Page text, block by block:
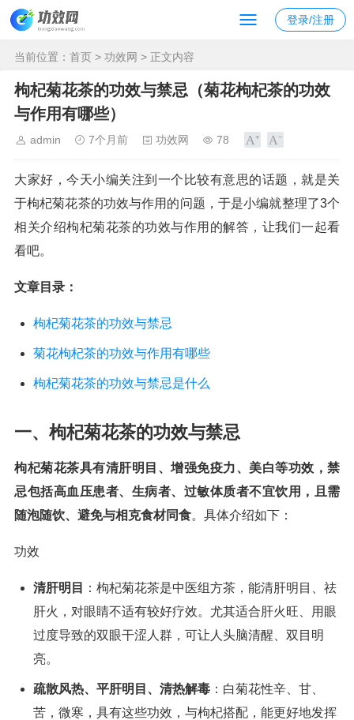
登录/注册
当前位置： 首页 > 功效网 > 正文内容
枸杞菊花茶的功效与禁忌（菊花枸杞茶的功效
与作用有哪些）
admin 7个月前 功效网 78
大家好，今天小编关注到一个比较有意思的话题，就是关
于枸杞菊花茶的功效与作用的问题，于是小编就整理了3个
相关介绍枸杞菊花茶的功效与作用的解答，让我们一起看
看吧。
文章目录：
枸杞菊花茶的功效与禁忌
菊花枸杞茶的功效与作用有哪些
枸杞菊花茶的功效与禁忌是什么
一、枸杞菊花茶的功效与禁忌
枸杞菊花茶具有清肝明目、增强免疫力、美白等功效，禁
忌包括高血压患者、生病者、过敏体质者不宜饮用，且需
随泡随饮、避免与相克食材同食。具体介绍如下：
功效
清肝明目
：枸杞菊花茶是中医组方茶，能清肝明目、祛
肝火，对眼睛不适有较好疗效。尤其适合肝火旺、用眼
过度导致的双眼干涩人群，可让人头脑清醒、双目明
亮。
疏散风热、平肝明目、清热解毒 ：白菊花性辛、甘、
苦，微寒，具有这些功效，与枸杞搭配，能更好地发挥